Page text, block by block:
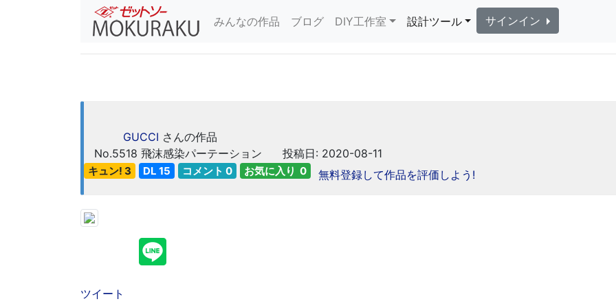
みんなの作品 ブログ DIY工作室 設計ツール サインイン
GUCCI さんの作品
No.5518 飛沫感染パーテーション 投稿日: 2020-08-11
キュン! 3 DL 15 コメント 0 お気に入り 0 無料登録して作品を評価しよう!
ツイート